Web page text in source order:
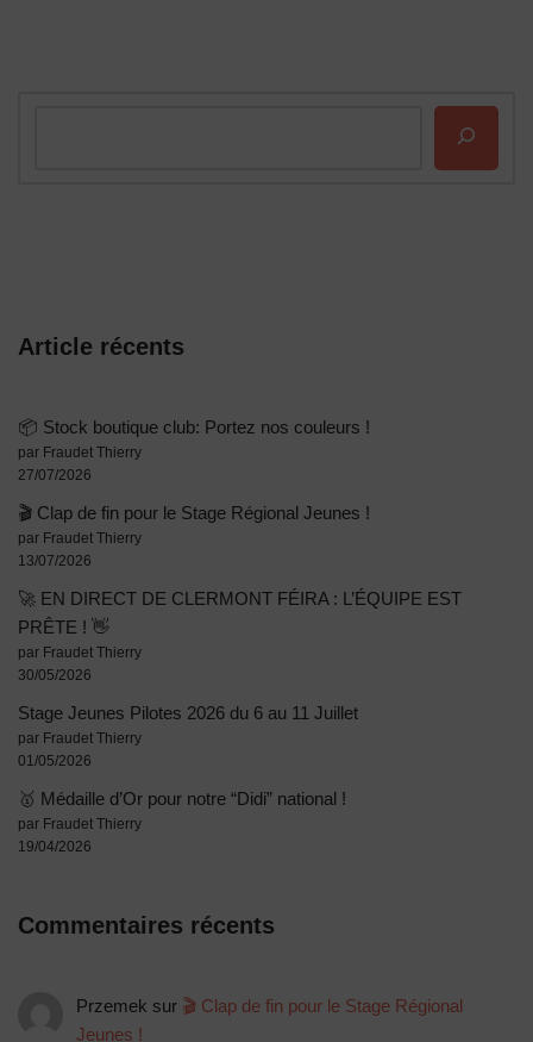
Article récents
📦 Stock boutique club: Portez nos couleurs !
par Fraudet Thierry
27/07/2026
🎬 Clap de fin pour le Stage Régional Jeunes !
par Fraudet Thierry
13/07/2026
🚀 EN DIRECT DE CLERMONT FÉIRA : L’ÉQUIPE EST
PRÊTE ! 👋
par Fraudet Thierry
30/05/2026
Stage Jeunes Pilotes 2026 du 6 au 11 Juillet
par Fraudet Thierry
01/05/2026
🥇 Médaille d’Or pour notre “Didi” national !
par Fraudet Thierry
19/04/2026
Commentaires récents
Przemek sur 🎬 Clap de fin pour le Stage Régional
Jeunes !